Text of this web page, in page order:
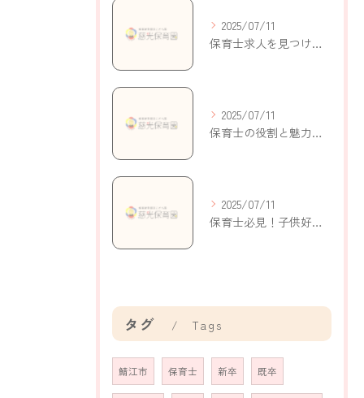
2025/07/11
保育士求人を見つけるための戦略と実践的なヒント
2025/07/11
保育士の役割と魅力～子どもの成長を支える仕事の重要性を知る
2025/07/11
保育士必見！子供好きな人のための効果的な声かけアプローチ
タグ Tags
鯖江市 保育士 新卒 既卒